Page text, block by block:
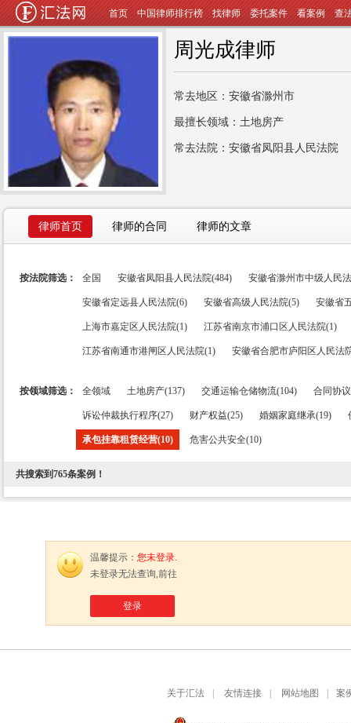
首页 中国律师排行榜 找律师 委托案件 看案例 查
周光成律师
常去地区：安徽省滁州市
最擅长领域：土地房产
常去法院：安徽省凤阳县人民法院
律师首页 律师的合同 律师的文章
按法院筛选： 全国 安徽省凤阳县人民法院(484) 安徽省滁州市中级人民
安徽省定远县人民法院(6) 安徽省高级人民法院(5) 安徽省
上海市嘉定区人民法院(1) 江苏省南京市浦口区人民法院(1)
江苏省南通市港闸区人民法院(1) 安徽省合肥市庐阳区人民法
按领域筛选： 全领域 土地房产(137) 交通运输仓储物流(104) 合同协
诉讼仲裁执行程序(27) 财产权益(25) 婚姻家庭继承(19)
承包挂靠租赁经营(10) 危害公共安全(10)
共搜索到765条案例！
温馨提示： 您未登录.
未登录无法查询,前往
登录
关于汇法 友情连接 网站地图 案